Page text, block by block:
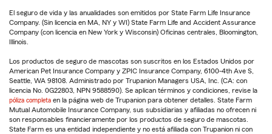
El seguro de vida y las anualidades son emitidos por State Farm Life Insurance
Company. (Sin licencia en MA, NY y WI) State Farm Life and Accident Assurance
Company (con licencia en New York y Wisconsin) Oficinas centrales, Bloomington,
Illinois.
Los productos de seguro de mascotas son suscritos en los Estados Unidos por
American Pet Insurance Company y ZPIC Insurance Company, 6100-4th Ave S,
Seattle, WA 98108. Administrado por Trupanion Managers USA, Inc. (CA: con
licencia No. 0G22803, NPN 9588590). Se aplican términos y condiciones, revise la
póliza completa en la página web de Trupanion para obtener detalles. State Farm
Mutual Automobile Insurance Company, sus subsidiarias y afiliadas no ofrecen ni
son responsables financieramente por los productos de seguro de mascotas.
State Farm es una entidad independiente y no está afiliada con Trupanion ni con